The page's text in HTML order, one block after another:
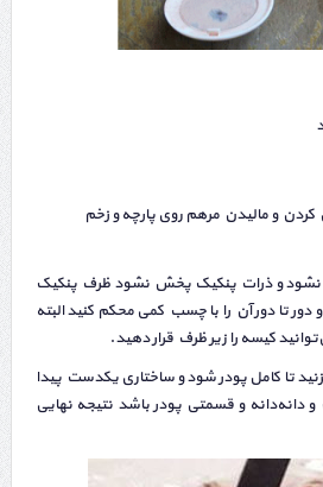
و ماليدن مرهم روى پارچه و زخم
نشود و ذرات پنکیک پخش نشود ظرف پنکیک
دور تا دور آن را با چسب کمی محکم کنید البته
کیسه را زیر ظرف قرار دهید.
تا کامل پودر شود و ساختاری یکدست پیدا
دانه‌دانه و قسمتی پودر باشد نتیجه نهایی